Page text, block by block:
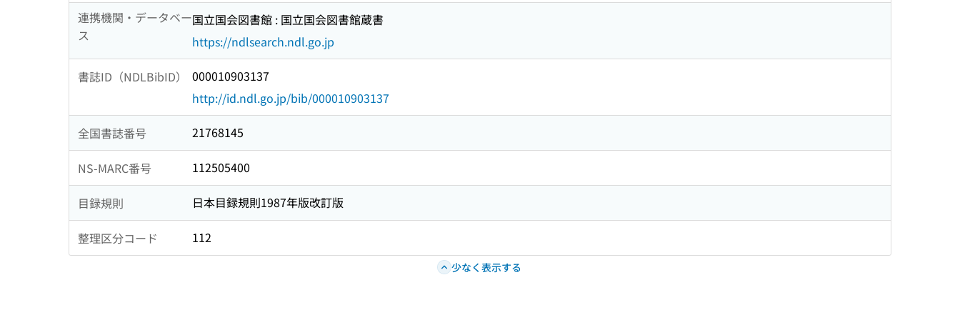
連携機関・データベー
ス
国立国会図書館 : 国立国会図書館蔵書
https://ndlsearch.ndl.go.jp
書誌ID（NDLBibID）
000010903137
http://id.ndl.go.jp/bib/000010903137
全国書誌番号 21768145
NS-MARC番号 112505400
目録規則 日本目録規則1987年版改訂版
整理区分コード 112
少なく表示する